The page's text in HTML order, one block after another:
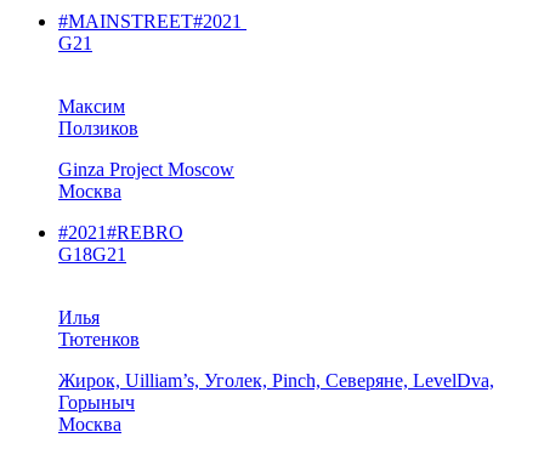
#MAINSTREET#2021
G21
Максим
Ползиков
Ginza Project Moscow
Москва
#2021#REBRO
G18G21
Илья
Тютенков
Жирок, Uilliam’s, Уголек, Pinch, Северяне, LevelDva,
Горыныч
Москва